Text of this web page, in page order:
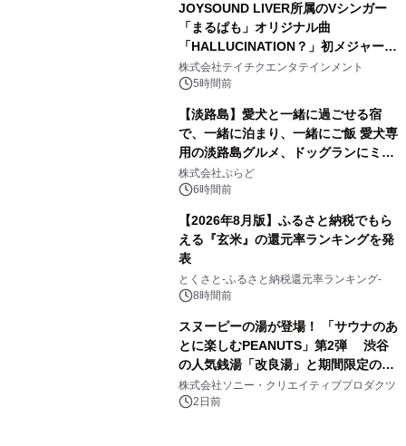
JOYSOUND LIVER所属のVシンガー
「まるぱも」オリジナル曲
「HALLUCINATION？」初メジャー配
信リリース決定！
株式会社テイチクエンタテインメント
5時間前
【淡路島】愛犬と一緒に過ごせる宿
で、一緒に泊まり、一緒にご飯 愛犬専
用の淡路島グルメ、ドッグランにミニ
プール グランピングとトレーラーハウ
スの2施設で
株式会社ぷらど
6時間前
【2026年8月版】ふるさと納税でもら
える『玄米』の還元率ランキングを発
表
とくさと-ふるさと納税還元率ランキング-
8時間前
スヌーピーの湯が登場！ 「サウナのあ
とに楽しむPEANUTS」第2弾 渋谷
の人気銭湯「改良湯」と期間限定のコ
ラボレーション サウナイキタイコラ
ボグッズも発売決定！
株式会社ソニー・クリエイティブプロダクツ
2日前